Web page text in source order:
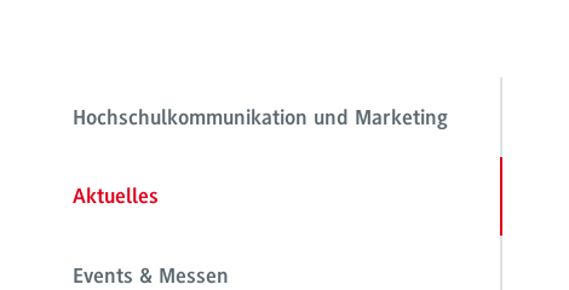
Hochschulkommunikation und Marketing
Aktuelles
Events & Messen